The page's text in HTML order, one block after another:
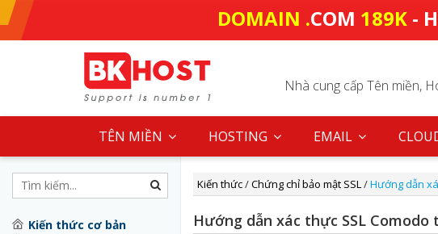
DOMAIN .COM 189K -
Nhà cung cấp Tên miền,
TÊN MIỀN HOSTING EMAIL
Kiến thức cơ bản
Kiến thức/Chứng chỉ bảo mật SSL/Hướng dẫn
Hướng dẫn xác thực SSL